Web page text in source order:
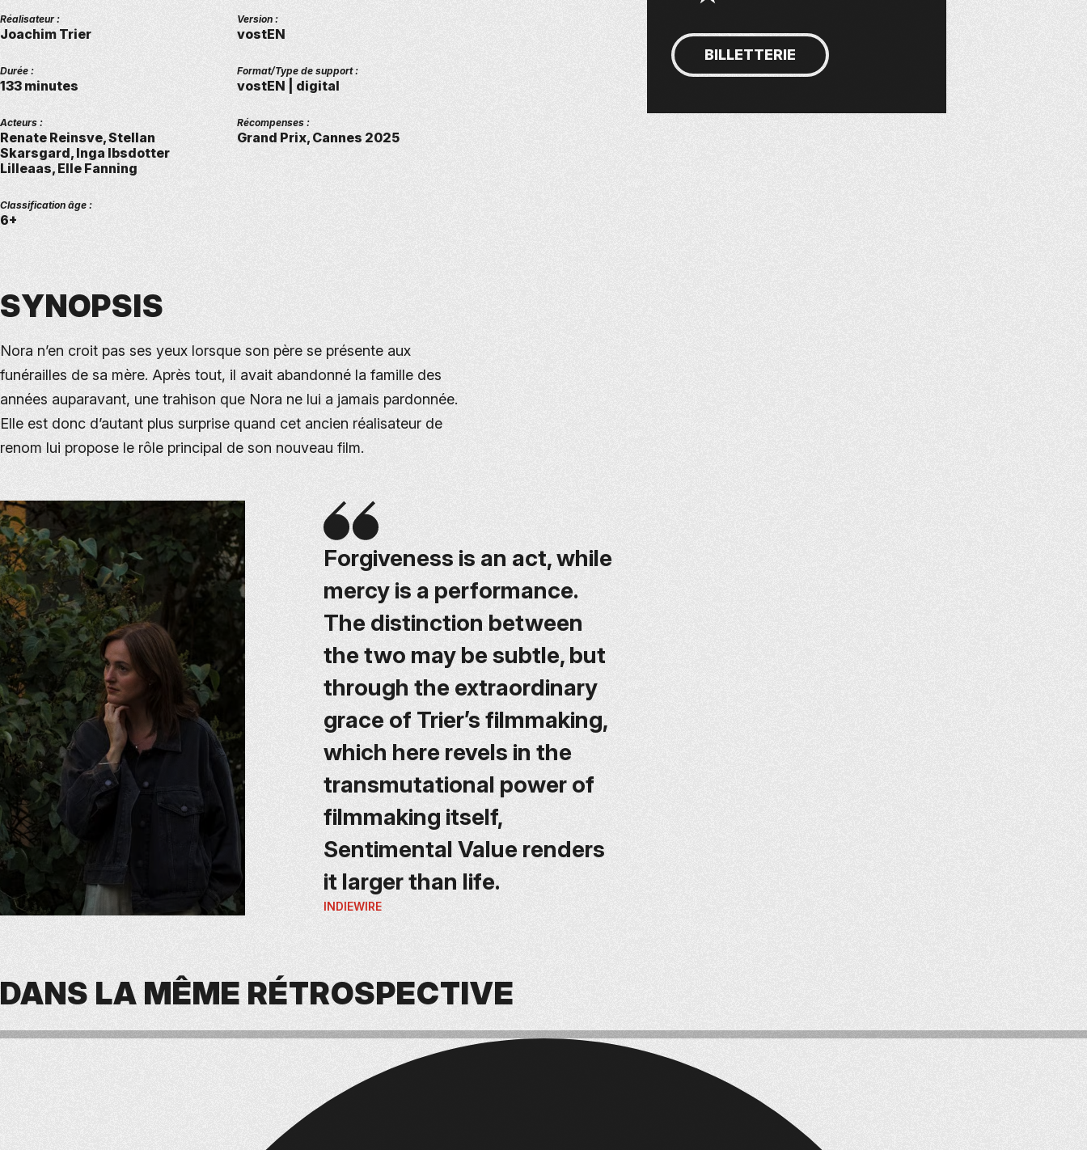
Réalisateur :
Joachim Trier
Version :
vostEN
Durée :
133 minutes
Format/Type de support :
vostEN | digital
Acteurs :
Renate Reinsve, Stellan
Skarsgard, Inga Ibsdotter
Lilleaas, Elle Fanning
Récompenses :
Grand Prix, Cannes 2025
Classification âge :
6+
SYNOPSIS
Nora n’en croit pas ses yeux lorsque son père se présente aux
funérailles de sa mère. Après tout, il avait abandonné la famille des
années auparavant, une trahison que Nora ne lui a jamais pardonnée.
Elle est donc d’autant plus surprise quand cet ancien réalisateur de
renom lui propose le rôle principal de son nouveau film.
BILLETTERIE
Forgiveness is an act, while
mercy is a performance.
The distinction between
the two may be subtle, but
through the extraordinary
grace of Trier’s filmmaking,
which here revels in the
transmutational power of
filmmaking itself,
Sentimental Value renders
it larger than life.
INDIEWIRE
DANS LA MÊME RÉTROSPECTIVE